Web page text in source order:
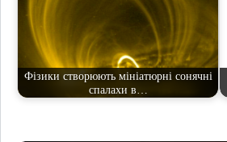
Фізики створюють мініатюрні сонячні
спалахи в…